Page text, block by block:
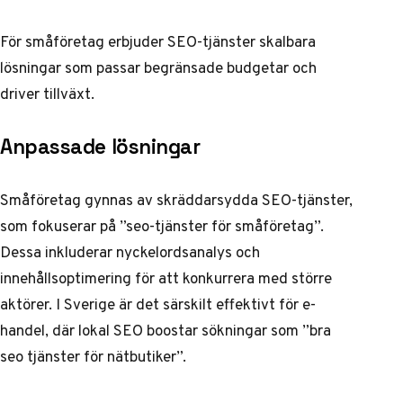
För småföretag erbjuder SEO-tjänster skalbara
lösningar som passar begränsade budgetar och
driver tillväxt.
Anpassade lösningar
Småföretag gynnas av skräddarsydda SEO-tjänster,
som fokuserar på ”seo-tjänster för småföretag”.
Dessa inkluderar nyckelordsanalys och
innehållsoptimering för att konkurrera med större
aktörer. I Sverige är det särskilt effektivt för e-
handel, där lokal SEO boostar sökningar som ”bra
seo tjänster för nätbutiker”.